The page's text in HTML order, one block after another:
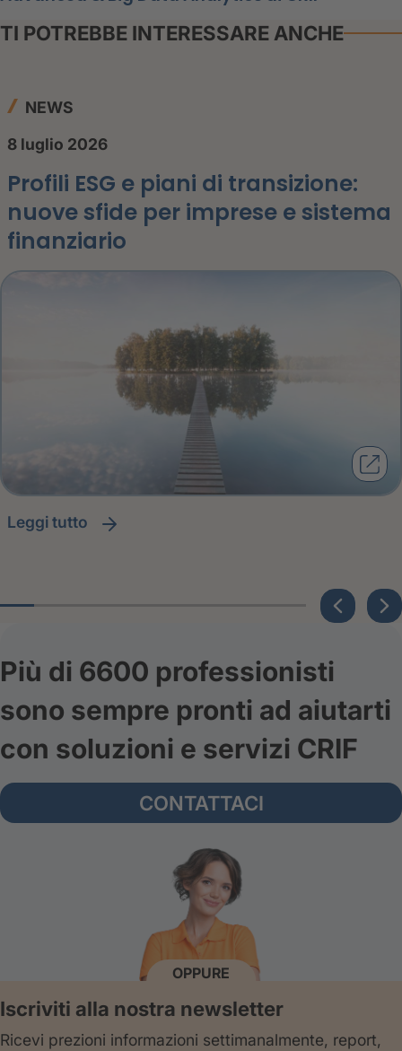
TI POTREBBE INTERESSARE ANCHE
NEWS
8 luglio 2026
Profili ESG e piani di transizione:
nuove sfide per imprese e sistema
finanziario
leggi tutto
Più di 6600 professionisti
sono sempre pronti ad aiutarti
con soluzioni e servizi CRIF
CONTATTACI
OPPURE
Iscriviti alla nostra newsletter
Ricevi prezioni informazioni settimanalmente, report,